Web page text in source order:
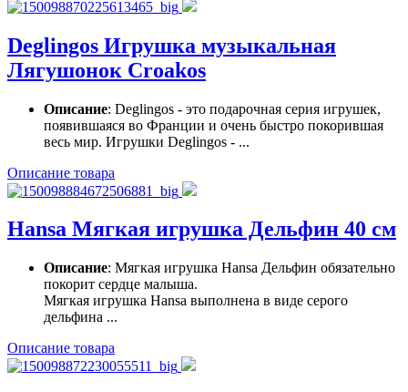
Deglingos Игрушка музыкальная
Лягушонок Croakos
Описание: Deglingos - это подарочная серия игрушек,
появившаяся во Франции и очень быстро покорившая
весь мир. Игрушки Deglingos - ...
Описание товара
Hansa Мягкая игрушка Дельфин 40 см
Описание: Мягкая игрушка Hansa Дельфин обязательно
покорит сердце малыша.
Мягкая игрушка Hansa выполнена в виде серого
дельфина ...
Описание товара